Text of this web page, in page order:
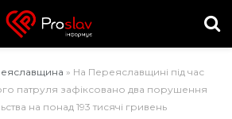
» На Переяславщині під час
патруля зафіксовано два порушення
на понад 193 тисячі гривень